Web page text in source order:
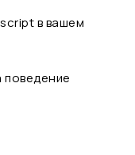
в вашем